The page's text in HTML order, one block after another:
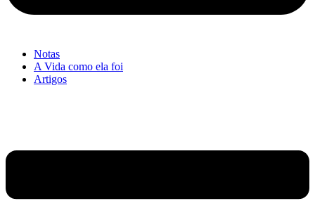
Notas
A Vida como ela foi
Artigos